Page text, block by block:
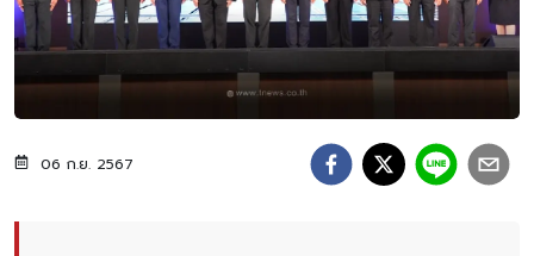
06 ก.ย. 2567